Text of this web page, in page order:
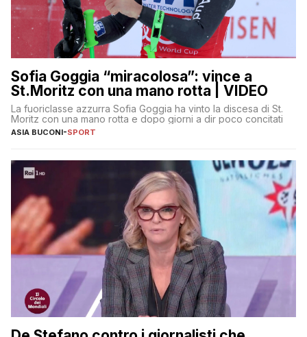
Sofia Goggia “miracolosa”: vince a
St.Moritz con una mano rotta | VIDEO
La fuoriclasse azzurra Sofia Goggia ha vinto la discesa di St.
Moritz con una mano rotta e dopo giorni a dir poco concitati
ASIA BUCONI-SPORT